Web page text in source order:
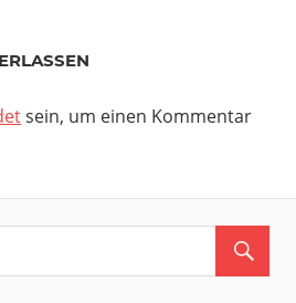
sein, um einen Kommentar